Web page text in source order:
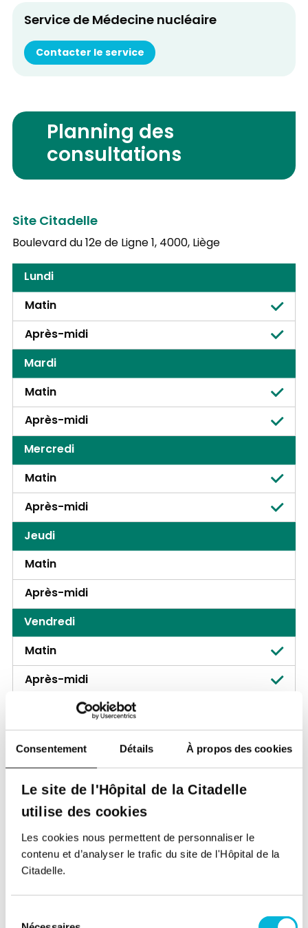
Consentement Détails À propos des cookies
Le site de l'Hôpital de la Citadelle
utilise des cookies
Les cookies nous permettent de personnaliser le
contenu et d’analyser le trafic du site de l'Hôpital de la
Citadelle.
Service de Médecine nucléaire
Contacter le service
Planning des
consultations
Site Citadelle
Boulevard du 12e de Ligne 1,4000, Liège
Lundi
Matin
Après-midi
Mardi
Matin
Après-midi
Mercredi
Matin
Après-midi
Jeudi
Matin
Après-midi
Vendredi
Matin
Après-midi
Après-midi
ISoSL
Rue Basse-Wez 145,4020, Liège
Lundi